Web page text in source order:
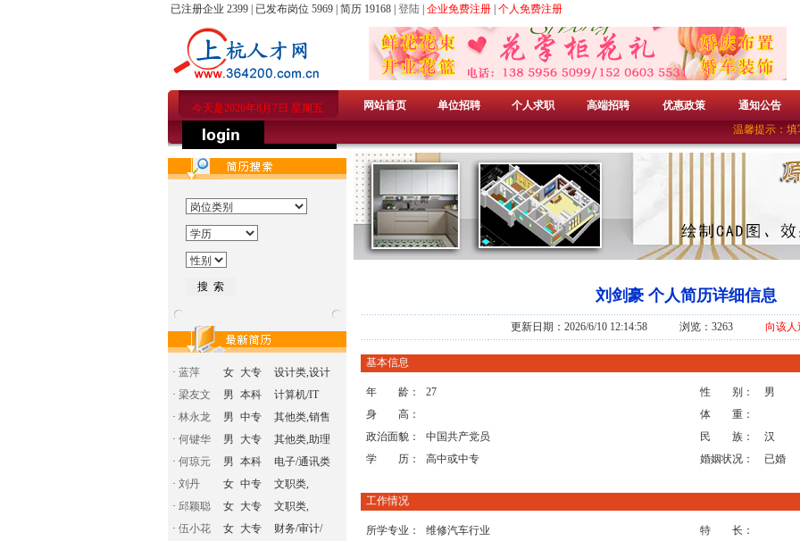
已注册企业 2399 | 已发布岗位 5969 | 简历 19168 | 登陆 企业免费注册 个人免费注册
今天是2026年8月7日 星期五 网站首页 单位招聘 个人求职 高端招聘 优惠政策
通知公告
温馨提示：填
· 蓝萍 女 大专
设计类,设计
· 梁友文 男 本科
计算机/IT
· 林永龙 男 中专
其他类,销售
· 何键华 男 大专
其他类,助理
· 何琼元 男 本科
电子/通讯类
· 刘丹 女 中专
文职类,
· 邱颖聪 女 大专
文职类,
· 伍小花 女 大专
财务/审计/
刘剑豪 个人简历详细信息
更新日期：2026/6/10 12:14:58 浏览：3263 向该人
基本信息
年 龄： 27 性 别：
男
身 高：
体 重：
政治面貌：
中国共产党员 民 族：
汉
学 历：
高中或中专 婚姻状况： 已婚
工作情况
所学专业： 维修汽车行业
特 长：